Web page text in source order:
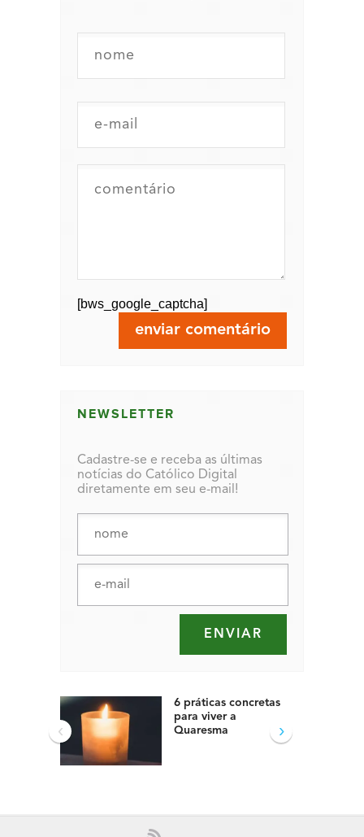
[bws_google_captcha]
NEWSLETTER
Cadastre-se e receba as últimas
notícias do Católico Digital
diretamente em seu e-mail!
6 práticas concretas
para viver a
Quaresma
‹ ›